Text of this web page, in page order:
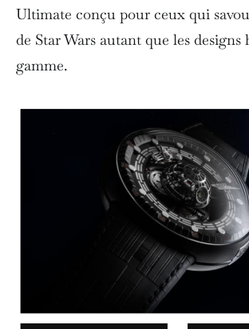
Ultimate conçu pour ceux qui
de Star Wars autant que les designs
gamme.